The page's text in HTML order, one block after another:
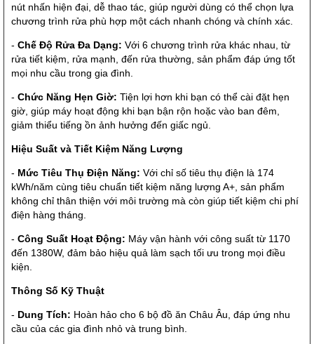
nút nhấn hiện đại, dễ thao tác, giúp người dùng có thể chọn lựa
chương trình rửa phù hợp một cách nhanh chóng và chính xác.
- Chế Độ Rửa Đa Dạng: Với 6 chương trình rửa khác nhau, từ
rửa tiết kiệm, rửa mạnh, đến rửa thường, sản phẩm đáp ứng tốt
mọi nhu cầu trong gia đình.
- Chức Năng Hẹn Giờ: Tiện lợi hơn khi bạn có thể cài đặt hẹn
giờ, giúp máy hoạt động khi bạn bận rộn hoặc vào ban đêm,
giảm thiểu tiếng ồn ảnh hưởng đến giấc ngủ.
Hiệu Suất và Tiết Kiệm Năng Lượng
- Mức Tiêu Thụ Điện Năng: Với chỉ số tiêu thụ điện là 174
kWh/năm cùng tiêu chuẩn tiết kiệm năng lượng A+, sản phẩm
không chỉ thân thiện với môi trường mà còn giúp tiết kiệm chi phí
điện hàng tháng.
- Công Suất Hoạt Động: Máy vận hành với công suất từ 1170
đến 1380W, đảm bảo hiệu quả làm sạch tối ưu trong mọi điều
kiện.
Thông Số Kỹ Thuật
- Dung Tích: Hoàn hảo cho 6 bộ đồ ăn Châu Âu, đáp ứng nhu
cầu của các gia đình nhỏ và trung bình.